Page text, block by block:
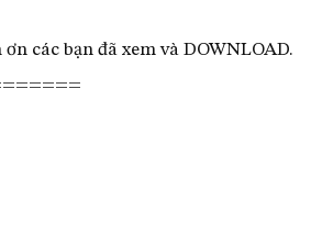
ơn các bạn đã xem và DOWNLOAD.